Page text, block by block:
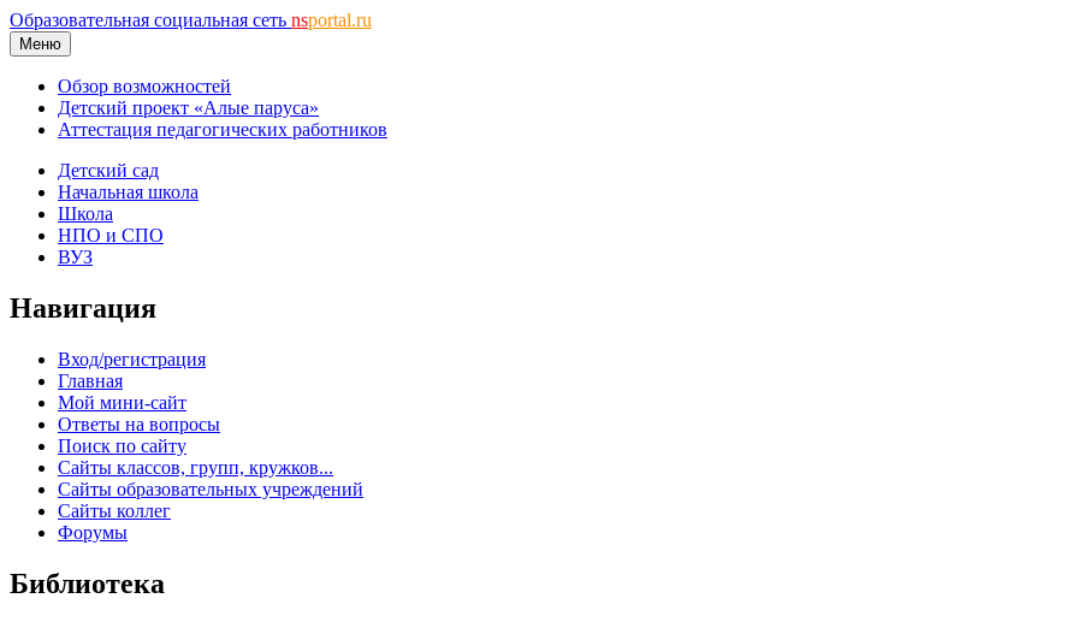
Образовательная социальная сеть nsportal.ru
Меню
Обзор возможностей
Детский проект «Алые паруса»
Аттестация педагогических работников
Детский сад
Начальная школа
Школа
НПО и СПО
ВУЗ
Навигация
Вход/регистрация
Главная
Мой мини-сайт
Ответы на вопросы
Поиск по сайту
Сайты классов, групп, кружков...
Сайты образовательных учреждений
Сайты коллег
Форумы
Библиотека